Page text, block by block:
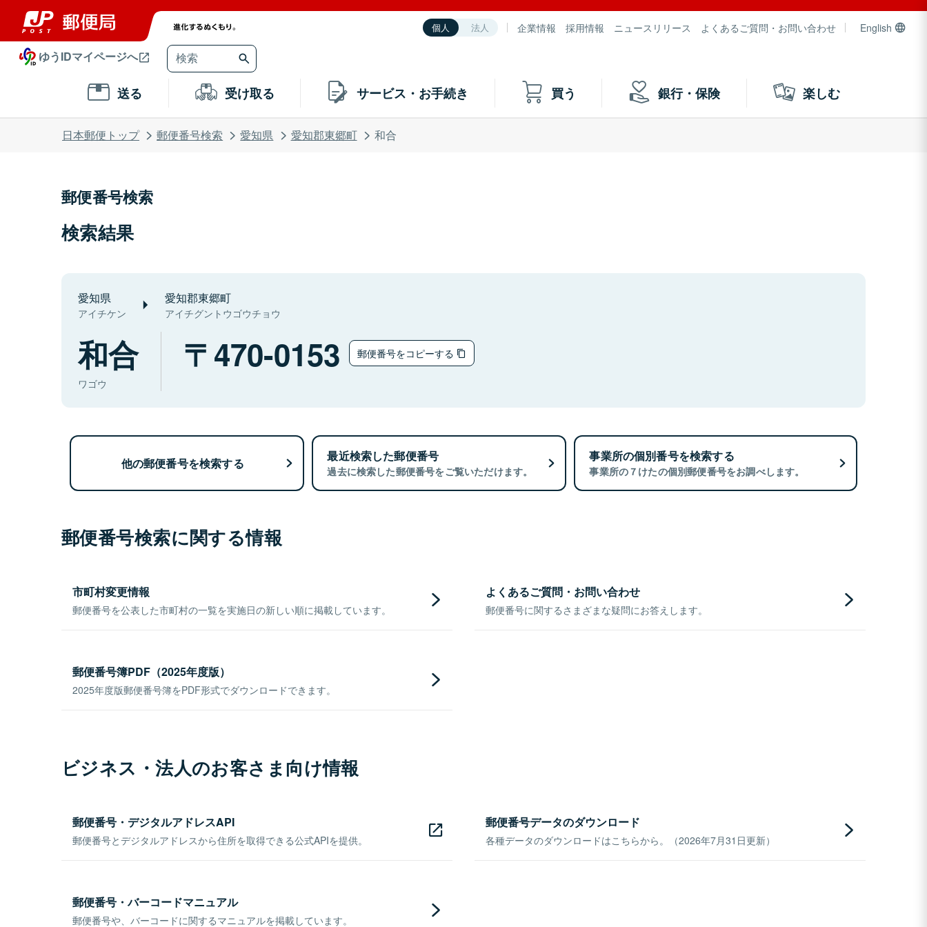
個人 法人 企業情報 採用情報 ニュースリリース よくあるご質問・お問い合わせ English
ゆうIDマイページへ
送る 受け取る サービス・お手続き 買う 銀行・保険 楽しむ
日本郵便トップ 郵便番号検索 愛知県 愛知郡東郷町 和合
郵便番号検索
検索結果
愛知県
アイチケン
愛知郡東郷町
アイチグントウゴウチョウ
和合
ワゴウ
470-0153 郵便番号をコピーする
他の郵便番号を検索する 最近検索した郵便番号
過去に検索した郵便番号をご覧いただけます。
事業所の個別番号を検索する
事業所の７けたの個別郵便番号をお調べします。
郵便番号検索に関する情報
市町村変更情報
郵便番号を公表した市町村の一覧を実施日の新しい順に掲載しています。
よくあるご質問・お問い合わせ
郵便番号に関するさまざまな疑問にお答えします。
郵便番号簿PDF（2025年度版）
2025年度版郵便番号簿をPDF形式でダウンロードできます。
ビジネス・法人のお客さま向け情報
郵便番号・デジタルアドレスAPI
郵便番号とデジタルアドレスから住所を取得できる公式APIを提供。
郵便番号データのダウンロード
各種データのダウンロードはこちらから。（2026年7月31日更新）
郵便番号・バーコードマニュアル
郵便番号や、バーコードに関するマニュアルを掲載しています。